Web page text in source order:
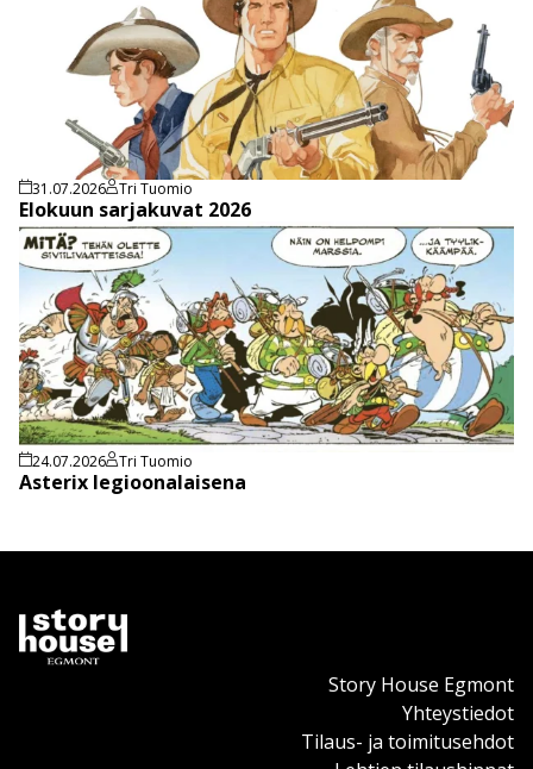
31.07.2026 Tri Tuomio
Elokuun sarjakuvat 2026
24.07.2026 Tri Tuomio
Asterix legioonalaisena
Story House Egmont
Yhteystiedot
Tilaus- ja toimitusehdot